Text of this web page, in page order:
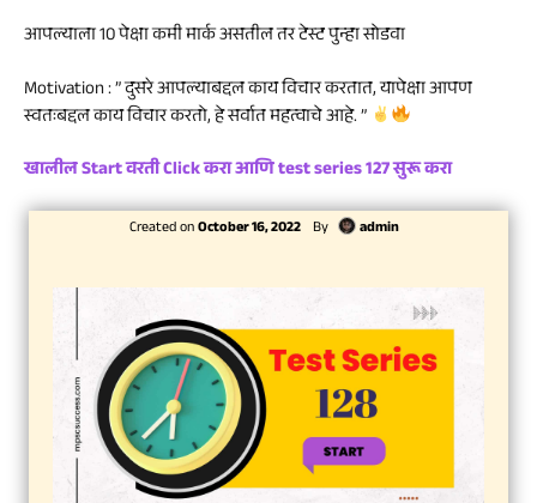
आपल्याला 10 पेक्षा कमी मार्क असतील तर टेस्ट पुन्हा सोडवा
Motivation: ” दुसरे आपल्याबद्दल काय विचार करतात, यापेक्षा आपण
स्वतःबद्दल काय विचार करतो, हे सर्वात महत्वाचे आहे. ”
खालील Start वरती Click करा आणि test series 127 सुरू करा
Created onOctober 16, 2022 By admin